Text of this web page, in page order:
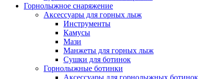
Горнолыжное снаряжение
Аксессуары для горных лыж
Инструменты
Камусы
Мази
Манжеты для горных лыж
Сушки для ботинок
Горнолыжные ботинки
Аксессуары для горнолыжных ботинок